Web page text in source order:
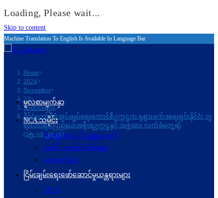
Loading, Please wait...
Skip to content
Machine Translation To English Is Available In Language Bar
Home>
2024>
November>
23>
သတင်းများ>
နိုင်ငံတော်စီမံအုပ်ချုပ်ရေးကောင်စီဥက္ကဋ္ဌက ရုရှားဖက်ဒရေးရှင်းနိုင်ငံ၊ ဘူ
ရားတီးရားပြည်နယ်အစိုးရဥက္ကဋ္ဌနှင့် အဖွဲ့အား လက်ခံတွေ့ဆုံ
(၁၅-၁၁-၂၀၂၄)
မူလစာမျက်နှာ
NCA သမိုင်း
ဦးတည်ချက်နှင့်ရည်ရွယ်ချက်
အထိမ်းအမှတ်တံဆိပ်များ
ဆောင်ပုဒ်များ
ငြိမ်းချမ်းရေးဖော်‌ဆောင်မှုယန္တရားများ
UPCC